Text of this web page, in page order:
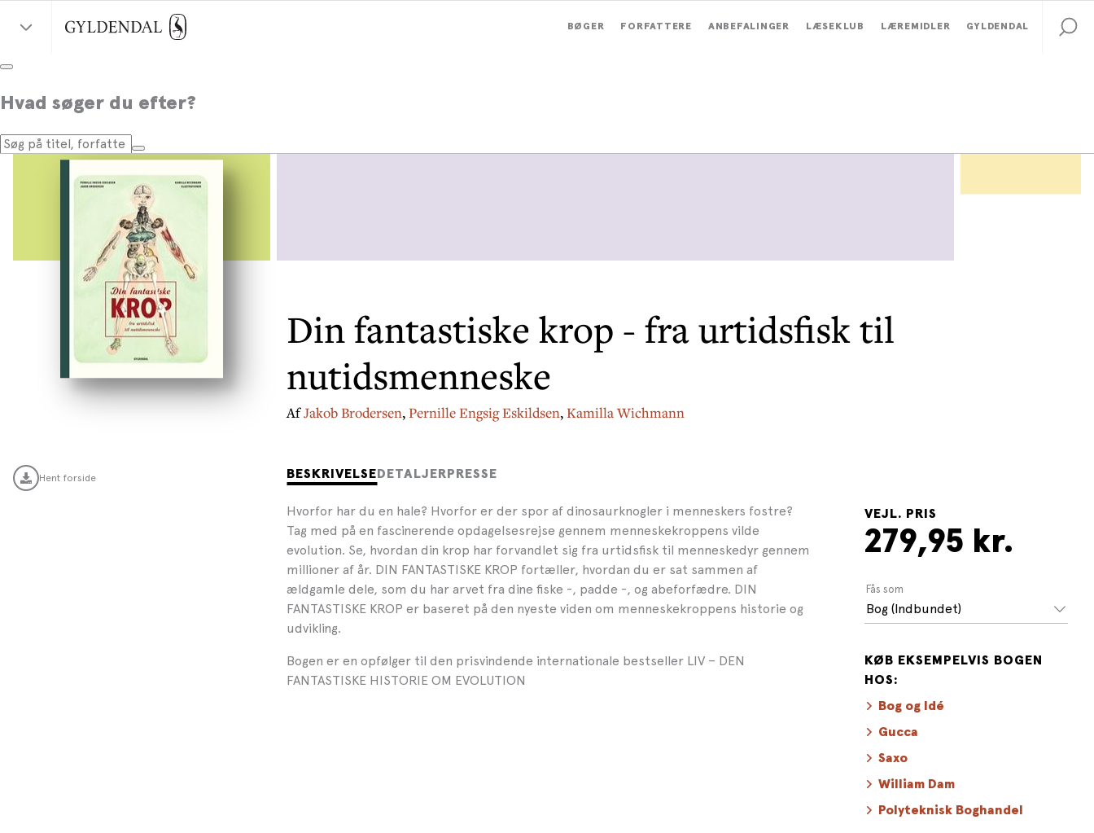
BØGER FORFATTERE ANBEFALINGER LÆSEKLUB LÆREMIDLER GYLDENDAL
Hvad søger du efter?
Din fantastiske krop - fra urtidsfisk til
nutidsmenneske
AfJakob Brodersen,Pernille Engsig Eskildsen,Kamilla Wichmann
Hent forside BESKRIVELSE DETALJER PRESSE
Hvorfor har du en hale? Hvorfor er der spor af dinosaurknogler i menneskers fostre?
Tag med på en fascinerende opdagelsesrejse gennem menneskekroppens vilde
evolution. Se, hvordan din krop har forvandlet sig fra urtidsfisk til menneskedyr gennem
millioner af år. DIN FANTASTISKE KROP fortæller, hvordan du er sat sammen af
ældgamle dele, som du har arvet fra dine fiske -, padde -, og abeforfædre. DIN
FANTASTISKE KROP er baseret på den nyeste viden om menneskekroppens historie og
udvikling.
Bogen er en opfølger til den prisvindende internationale bestseller LIV – DEN
FANTASTISKE HISTORIE OM EVOLUTION
VEJL. PRIS
279,95 kr.
Fås som
Bog (Indbundet)
KØB EKSEMPELVIS BOGEN
HOS:
Bog og Idé
Gucca
Saxo
William Dam
Polyteknisk Boghandel